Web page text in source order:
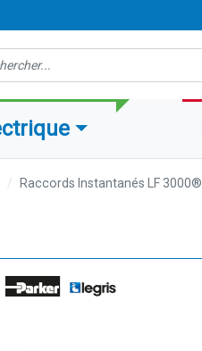
Raccords Instantanés LF 3000®